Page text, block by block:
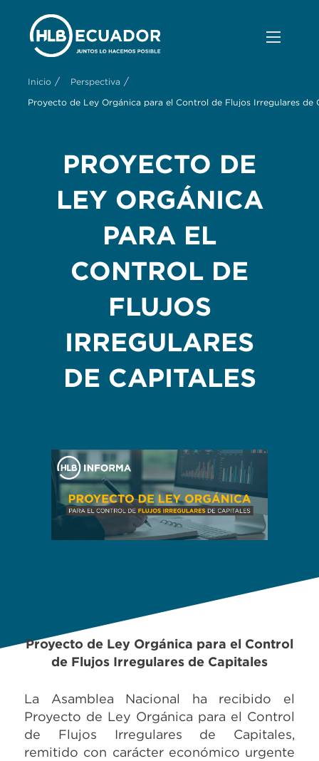
Inicio / Perspectiva /
Proyecto de Ley Orgánica para el Control de Flujos Irregulares de
PROYECTO DE
LEY ORGÁNICA
PARA EL
CONTROL DE
FLUJOS
IRREGULARES
DE CAPITALES
Proyecto de Ley Orgánica para el Control
de Flujos Irregulares de Capitales
La Asamblea Nacional ha recibido el
Proyecto de Ley Orgánica para el Control
de Flujos Irregulares de Capitales,
remitido con carácter económico urgente